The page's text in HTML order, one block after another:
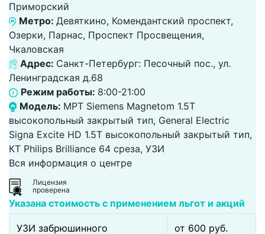
Приморский
Метро: Девяткино, Комендантский проспект,
Озерки, Парнас, Проспект Просвещения,
Чкаловская
Адрес: Санкт-Петербург: Песочный пос., ул.
Ленинградская д.68
Режим работы: 8:00-21:00
Модель: МРТ Siemens Magnetom 1.5T
высокопольный закрытый тип, General Electric
Signa Excite HD 1.5T высокопольный закрытый тип,
КТ Philips Brilliance 64 среза, УЗИ
Вся информация о центре
Лицензия
проверена
Указана стоимость с применением льгот и акций
УЗИ забрюшинного от 600 pуб.